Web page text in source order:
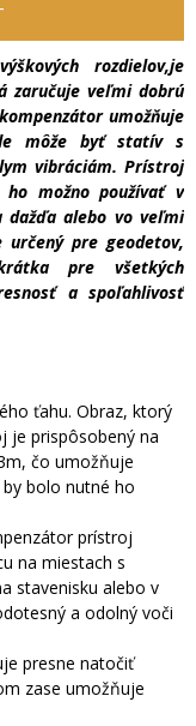
rozdielov,je
zaručuje veľmi dobrú
umožňuje
môže byť statív s
vibráciám. Prístroj
možno používať v
dažďa alebo vo veľmi
pre geodetov,
pre všetkých
a spoľahlivosť
ťahu. Obraz, ktorý
je prispôsobený na
čo umožňuje
bolo nutné ho
prístroj
na miestach s
stavenisku alebo v
a odolný voči
presne natočiť
zase umožňuje